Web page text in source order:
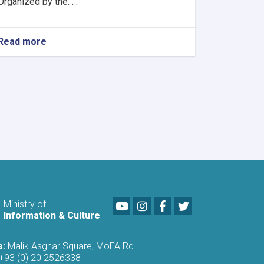
Read more
Khost
Anniversary
Ministry of
Information & Culture
YoutubeLinkedInFacebook
Twitter
Malik Asghar Square, MoFA Rd
(0) 20 2526338